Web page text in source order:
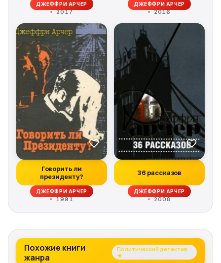
ДЖЕФФРИ АРЧЕР
2017
ДЖЕФФРИ АРЧЕР
2016
Говорить ли
президенту?
ДЖЕФФРИ АРЧЕР
1991
36 рассказов
ДЖЕФФРИ АРЧЕР
2008
Похожие книги
жанра
Политический детектив
→